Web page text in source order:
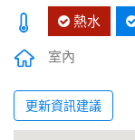
熱水
室內
更新資訊建議